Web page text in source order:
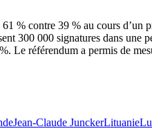
% contre 39 % au cours
300 000 signatures dans une
Le référendum a permis de
Jean-Claude JunckerLituanie